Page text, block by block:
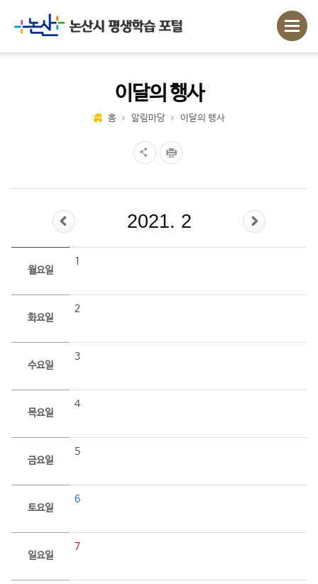
이달의 행사
홈 알림마당 이달의 행사
2021. 2
월요일
1
화요일
2
수요일
3
목요일
4
금요일
5
토요일
6
일요일
7